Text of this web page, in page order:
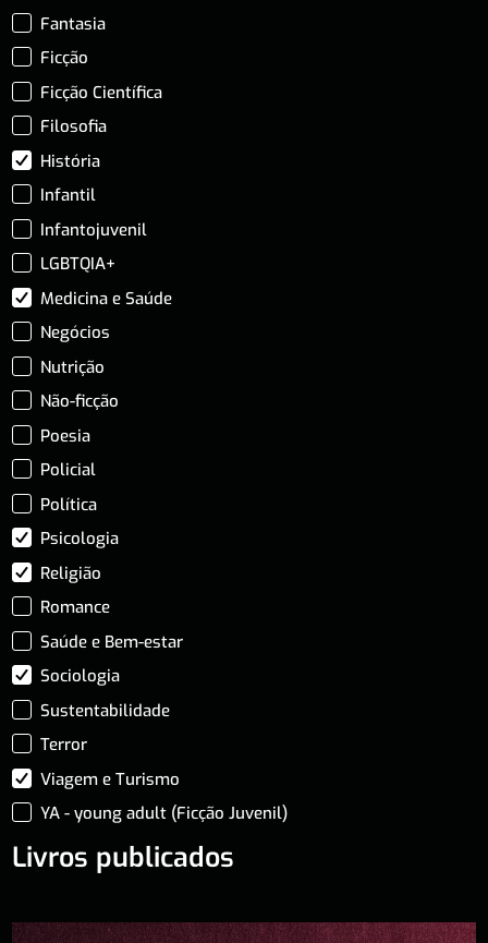
Fantasia
Ficção
Ficção Científica
Filosofia
História
Infantil
Infantojuvenil
LGBTQIA+
Medicina e Saúde
Negócios
Nutrição
Não-ficção
Poesia
Policial
Política
Psicologia
Religião
Romance
Saúde e Bem-estar
Sociologia
Sustentabilidade
Terror
Viagem e Turismo
YA - young adult (Ficção Juvenil)
Livros publicados